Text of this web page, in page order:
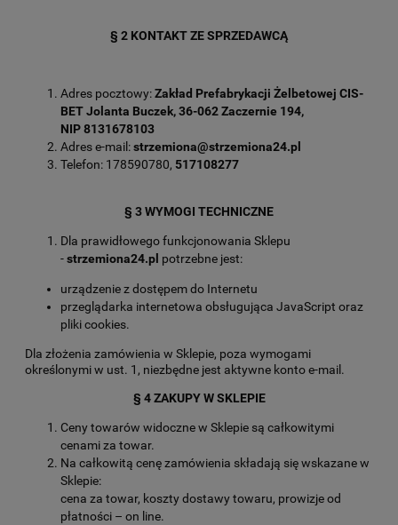
§ 2 KONTAKT ZE SPRZEDAWCĄ
Adres pocztowy:Zakład Prefabrykacji Żelbetowej CIS-
BET Jolanta Buczek,36-062 Zaczernie 194,
NIP 8131678103
Adres e-mail:strzemiona@strzemiona24.pl
Telefon: 178590780, 517108277
§ 3 WYMOGI TECHNICZNE
Dla prawidłowego funkcjonowania Sklepu
-strzemiona24.pl potrzebne jest:
urządzenie z dostępem do Internetu
przeglądarka internetowa obsługująca JavaScript oraz
pliki cookies.
Dla złożenia zamówienia w Sklepie, poza wymogami
określonymi w ust. 1, niezbędne jest aktywne konto e-mail.
§ 4 ZAKUPY W SKLEPIE
Ceny towarów widoczne w Sklepie są całkowitymi
cenami za towar.
Na całkowitą cenę zamówienia składają się wskazane w
Sklepie:
cena za towar, koszty dostawy towaru, prowizje od
płatności – on line.